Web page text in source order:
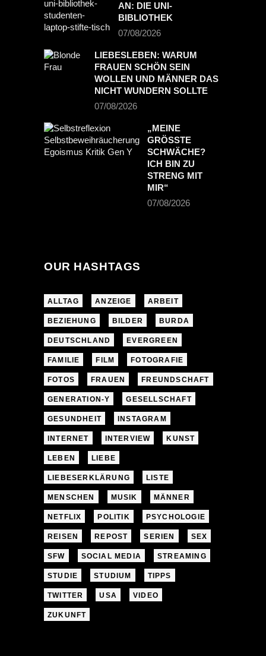
AN: DIE UNI-
BIBLIOTHEK
07/08/2026
LIEBESLEBEN: WARUM
FRAUEN SCHÖN SEIN
WOLLEN UND MÄNNER DAS
NICHT WUNDERN SOLLTE
07/08/2026
„MEINE
GRÖSSTE S
CHWÄCHE? I
CH BIN ZU S
TRENG MIT M
IR“
07/08/2026
OUR HASHTAGS
ALLTAG ANZEIGE ARBEIT
BEZIEHUNG BILDER BURDA
DEUTSCHLAND EVERGREEN
FAMILIE FILM FOTOGRAFIE
FOTOS FRAUEN FREUNDSCHAFT
GENERATION-Y GESELLSCHAFT
GESUNDHEIT INSTAGRAM
INTERNET INTERVIEW KUNST
LEBEN LIEBE
LIEBESERKLÄRUNG LISTE
MENSCHEN MUSIK MÄNNER
NETFLIX POLITIK PSYCHOLOGIE
REISEN REPOST SERIEN SEX
SFW SOCIAL MEDIA STREAMING
STUDIE STUDIUM TIPPS
TWITTER USA VIDEO
ZUKUNFT